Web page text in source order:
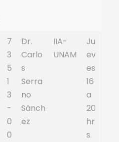
7
3
5
1
3
-
0
0
Dr.
Carlo
s
Serra
no
Sánch
ez
IIA-
UNAM
Ju
ev
es
16
a
20
hr
s.